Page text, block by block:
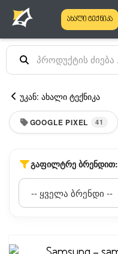
ახალი ტექნიკა
უკან: ახალი ტექნიკა
GOOGLE PIXEL 41
ᲒᲐᲤᲘᲚᲢᲠᲔ ᲑᲠᲔᲜᲓᲘᲗ: